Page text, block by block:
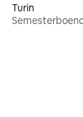
Turin